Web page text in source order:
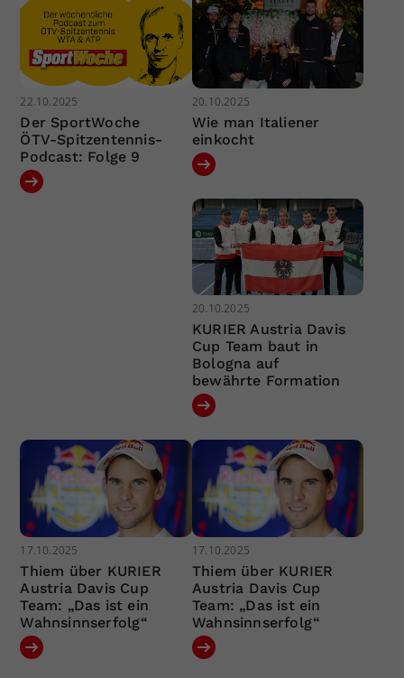
22.10.2025
Der SportWoche
ÖTV-Spitzentennis-
Podcast: Folge 9
20.10.2025
Wie man Italiener
einkocht
20.10.2025
KURIER Austria Davis
Cup Team baut in
Bologna auf
bewährte Formation
17.10.2025
Thiem über KURIER
Austria Davis Cup
Team: „Das ist ein
Wahnsinnserfolg“
17.10.2025
Thiem über KURIER
Austria Davis Cup
Team: „Das ist ein
Wahnsinnserfolg“